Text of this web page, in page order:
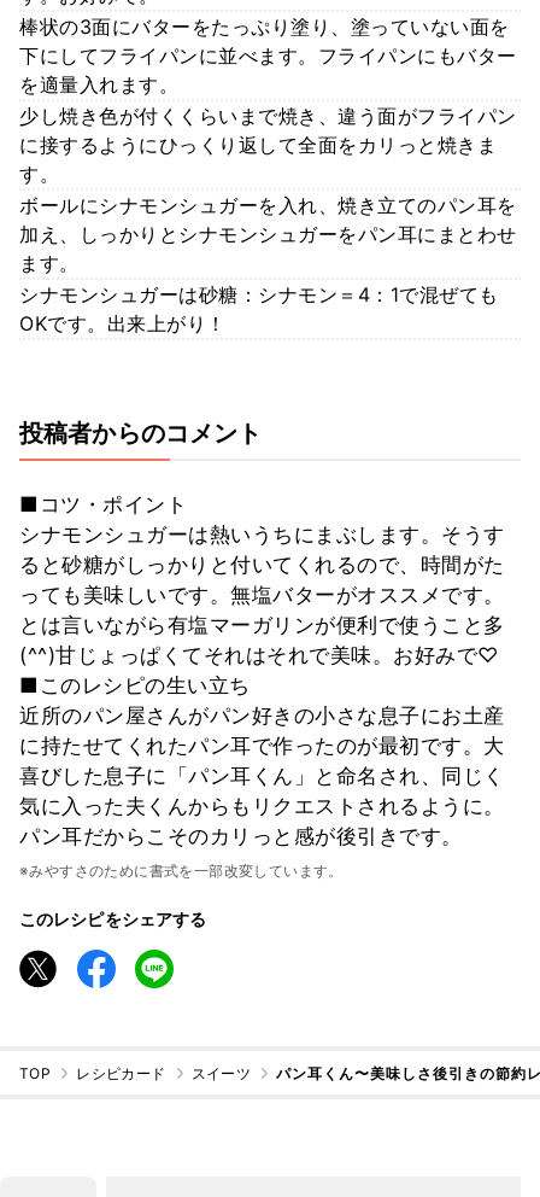
棒状の3面にバターをたっぷり塗り、塗っていない面を
下にしてフライパンに並べます。フライパンにもバター
を適量入れます。
少し焼き色が付くくらいまで焼き、違う面がフライパン
に接するようにひっくり返して全面をカリっと焼きま
す。
ボールにシナモンシュガーを入れ、焼き立てのパン耳を
加え、しっかりとシナモンシュガーをパン耳にまとわせ
ます。
シナモンシュガーは砂糖：シナモン＝4：1で混ぜても
OKです。出来上がり！
投稿者からのコメント
■コツ・ポイント
シナモンシュガーは熱いうちにまぶします。そうす
ると砂糖がしっかりと付いてくれるので、時間がた
っても美味しいです。無塩バターがオススメです。
とは言いながら有塩マーガリンが便利で使うこと多
(^^)甘じょっぱくてそれはそれで美味。お好みで♡
■このレシピの生い立ち
近所のパン屋さんがパン好きの小さな息子にお土産
に持たせてくれたパン耳で作ったのが最初です。大
喜びした息子に「パン耳くん」と命名され、同じく
気に入った夫くんからもリクエストされるように。
パン耳だからこそのカリっと感が後引きです。
※みやすさのために書式を一部改変しています。
このレシピをシェアする
TOP レシピカード スイーツ パン耳くん〜美味しさ後引きの節約